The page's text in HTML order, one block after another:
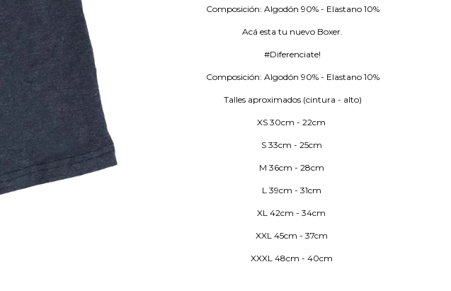
Composición: Algodón 90% - Elastano 10%
Acá esta tu nuevo Boxer.
#Diferenciate!
Composición: Algodón 90% - Elastano 10%
Talles aproximados (cintura - alto)
XS 30cm - 22cm
S 33cm - 25cm
M 36cm - 28cm
L 39cm - 31cm
XL 42cm - 34cm
XXL 45cm - 37cm
XXXL 48cm - 40cm